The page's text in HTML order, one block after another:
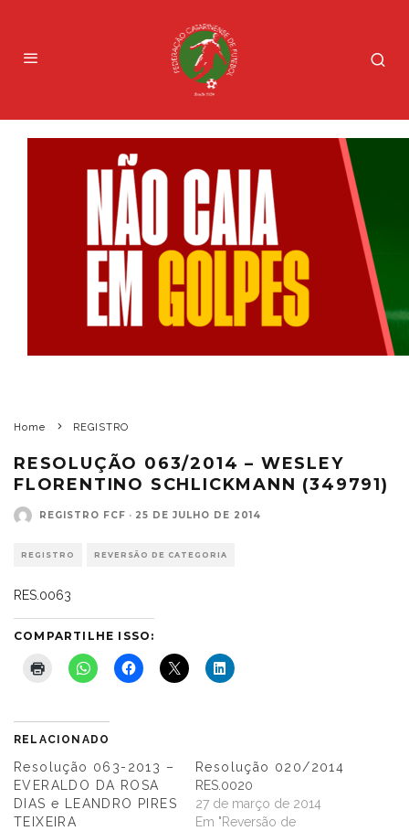
Home REGISTRO
RESOLUÇÃO 063/2014 – WESLEY
FLORENTINO SCHLICKMANN (349791)
REGISTRO FCF · 25 DE JULHO DE 2014
REGISTRO REVERSÃO DE CATEGORIA
RES.0063
COMPARTILHE ISSO:
RELACIONADO
Resolução 063-2013 –
EVERALDO DA ROSA
DIAS e LEANDRO PIRES
TEIXEIRA
Resolução 020/2014
RES.0020
27 de março de 2014
Em "Reversão de